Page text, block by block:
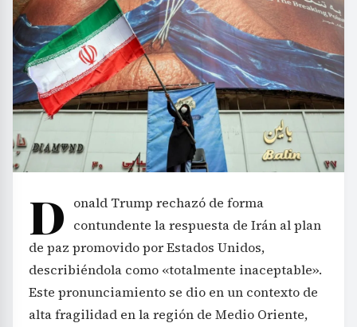
D onald Trump rechazó de forma
contundente la respuesta de Irán al plan
de paz promovido por Estados Unidos,
describiéndola como «totalmente inaceptable».
Este pronunciamiento se dio en un contexto de
alta fragilidad en la región de Medio Oriente,